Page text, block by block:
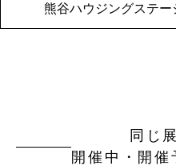
熊谷ハウジングステー
同じ
開催中・開催